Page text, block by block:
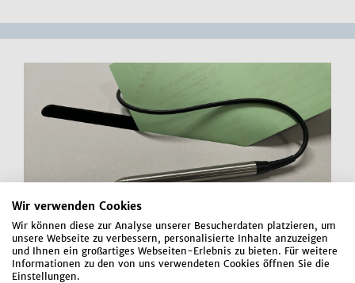
Wir verwenden Cookies
Wir können diese zur Analyse unserer Besucherdaten platzieren, um
unsere Webseite zu verbessern, personalisierte Inhalte anzuzeigen
und Ihnen ein großartiges Webseiten-Erlebnis zu bieten. Für weitere
Informationen zu den von uns verwendeten Cookies öffnen Sie die
Einstellungen.